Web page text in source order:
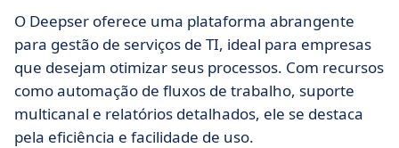
O Deepser oferece uma plataforma abrangente
para gestão de serviços de TI, ideal para empresas
que desejam otimizar seus processos. Com recursos
como automação de fluxos de trabalho, suporte
multicanal e relatórios detalhados, ele se destaca
pela eficiência e facilidade de uso.